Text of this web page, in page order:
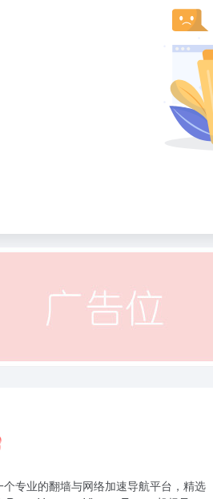
专业的翻墙与网络加速导航平台，精选